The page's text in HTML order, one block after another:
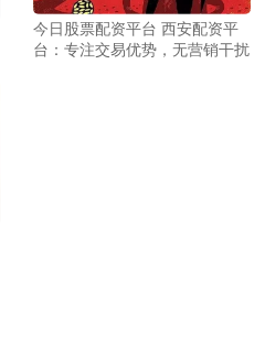
今日股票配资平台 西安配资平
台：专注交易优势，无营销干扰